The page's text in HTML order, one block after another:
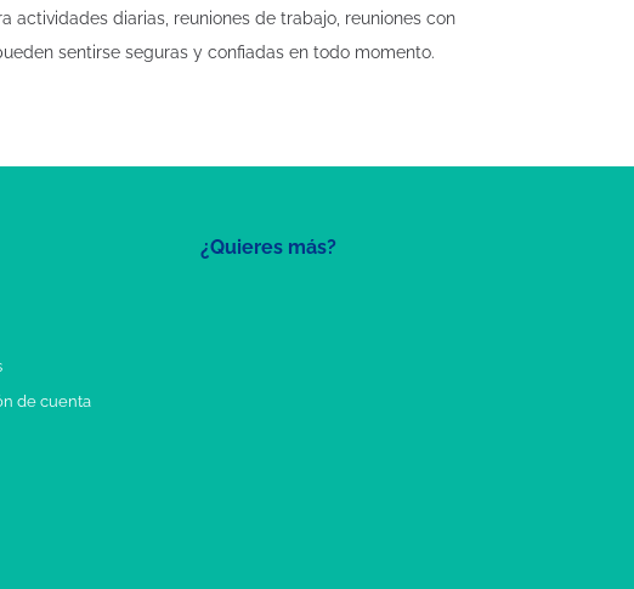
actividades diarias, reuniones de trabajo, reuniones con
sentirse seguras y confiadas en todo momento.
¿Quieres más?
de cuenta